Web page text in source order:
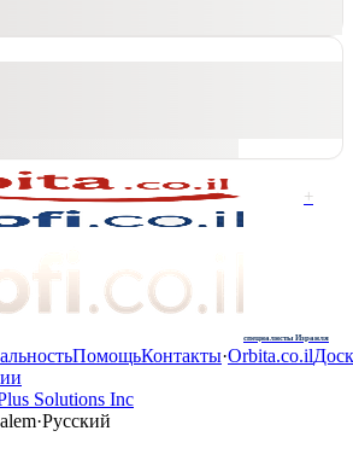
+
специалисты Израиля
ПомощьКонтакты·Orbita.co.il
Solutions Inc
·Русский